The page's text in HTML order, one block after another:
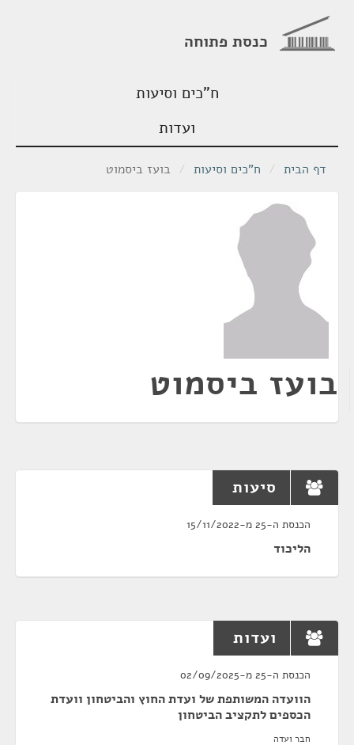
כנסת פתוחה
ח"כים וסיעות
ועדות
דף הבית / ח"כים וסיעות / בועז ביסמוט
בועז ביסמוט
סיעות
הכנסת ה-25 מ-15/11/2022
הליכוד
ועדות
הכנסת ה-25 מ-02/09/2025
הוועדה המשותפת של ועדת החוץ והביטחון וועדת
הכספים לתקציב הביטחון
חבר ועדה